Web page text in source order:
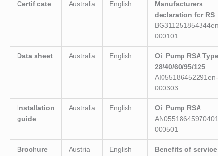
Certificate Australia English
Manufacturers
declaration for RS
000101
Data sheet Australia English
Oil Pump RSA Type
28/40/60/95/125
AI055186452291en-
000303
Installation
guide
Australia English
Oil Pump RSA
000501
Brochure Austria English
Benefits of service